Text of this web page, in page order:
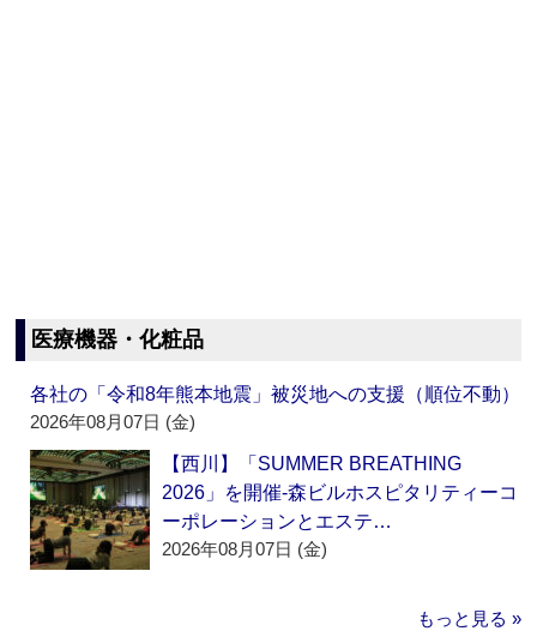
医療機器・化粧品
各社の「令和8年熊本地震」被災地への支援（順位不動）
2026年08月07日 (金)
【西川】「SUMMER BREATHING
2026」を開催‐森ビルホスピタリティーコ
ーポレーションとエステ…
2026年08月07日 (金)
もっと見る »